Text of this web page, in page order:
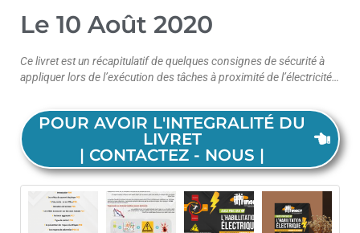
Le 10 Août 2020
Ce livret est un récapitulatif de quelques consignes de sécurité à
appliquer lors de l’exécution des tâches à proximité de l’électricité…
POUR AVOIR L'INTEGRALITÉ DU
LIVRET
| CONTACTEZ - NOUS |